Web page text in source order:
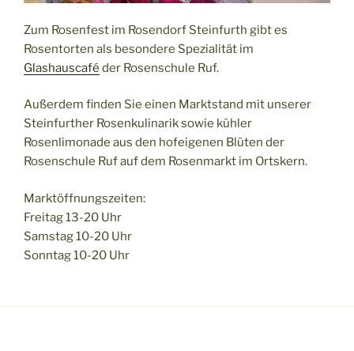
Zum Rosenfest im Rosendorf Steinfurth gibt es
Rosentorten als besondere Spezialität im
Glashauscafé der Rosenschule Ruf.
Außerdem finden Sie einen Marktstand mit unserer
Steinfurther Rosenkulinarik sowie kühler
Rosenlimonade aus den hofeigenen Blüten der
Rosenschule Ruf auf dem Rosenmarkt im Ortskern.
Marktöffnungszeiten:
Freitag 13-20 Uhr
Samstag 10-20 Uhr
Sonntag 10-20 Uhr